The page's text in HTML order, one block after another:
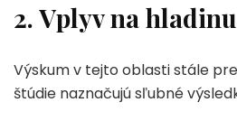
2. Vplyv na
Výskum v tejto oblasti stále
štúdie naznačujú sľubné